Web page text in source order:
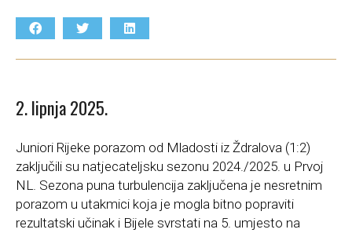
2. lipnja 2025.
Juniori Rijeke porazom od Mladosti iz Ždralova (1:2)
zaključili su natjecateljsku sezonu 2024./2025. u Prvoj
NL. Sezona puna turbulencija zaključena je nesretnim
porazom u utakmici koja je mogla bitno popraviti
rezultatski učinak i Bijele svrstati na 5. umjesto na